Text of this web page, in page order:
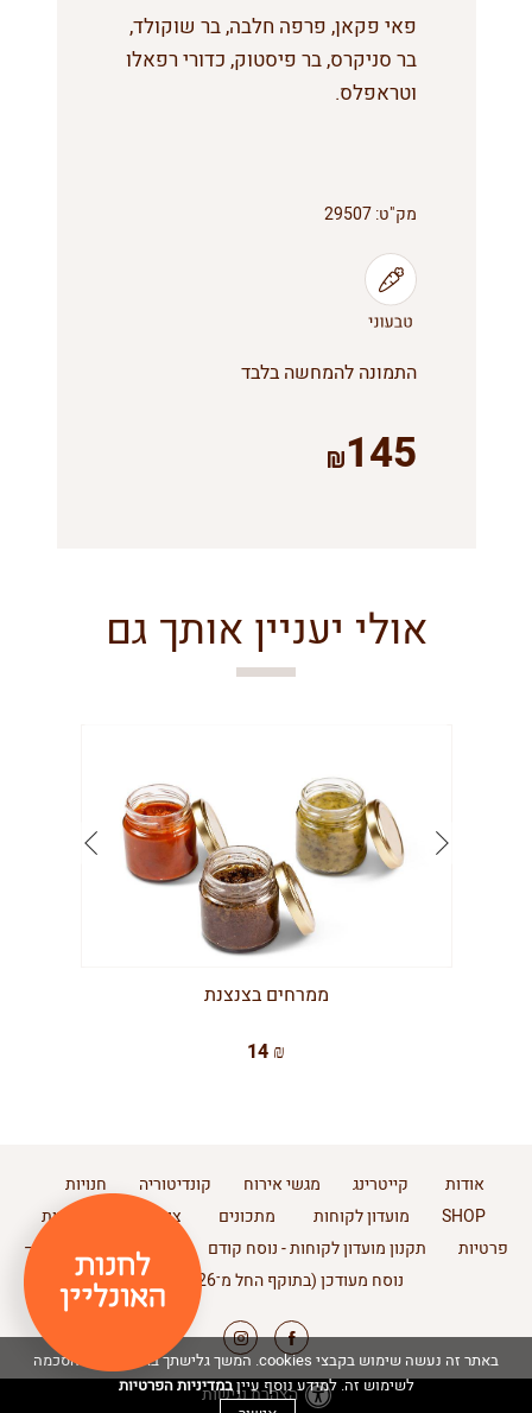
באתר זה נעשה שימוש בקבצי cookies. המשך גלישתך באתר מהווה הסכמה
לשימוש זה. למידע נוסף עייןבמדיניות הפרטיות
פאי פקאן, פרפה חלבה, בר שוקולד,
בר סניקרס, בר פיסטוק, כדורי רפאלו
וטראפלס.
מק"ט:29507
התמונה להמחשה בלבד
145
אולי יעניין אותך גם
ממרחים בצנצנת
14 ₪
אודות קייטרינג מגשי אירוח קונדיטוריה
חנויות
SHOP
מועדון לקוחות מתכונים צור קשר
מדיניות
פרטיות
תקנון מועדון לקוחות - נוסח קודם
תקנון מועדון לקוחות –
נוסח מעודכן (בתוקף החל מ־11.2.2026)
הצהרת נגישות